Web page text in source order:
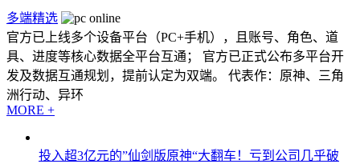
多端精选
官方已上线多个设备平台（PC+手机），且账号、角色、道
具、进度等核心数据全平台互通； 官方已正式公布多平台开
发及数据互通规划，提前认定为双端。 代表作：原神、三角
洲行动、异环
MORE +
投入超3亿元的”仙剑版原神“大翻车！亏到公司几乎破